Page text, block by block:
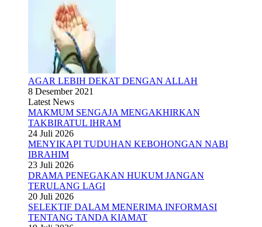
AGAR LEBIH DEKAT DENGAN ALLAH
8 Desember 2021
Latest News
MAKMUM SENGAJA MENGAKHIRKAN
TAKBIRATUL IHRAM
24 Juli 2026
MENYIKAPI TUDUHAN KEBOHONGAN NABI
IBRAHIM
23 Juli 2026
DRAMA PENEGAKAN HUKUM JANGAN
TERULANG LAGI
20 Juli 2026
SELEKTIF DALAM MENERIMA INFORMASI
TENTANG TANDA KIAMAT